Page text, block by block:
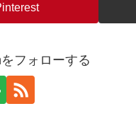
フォローする